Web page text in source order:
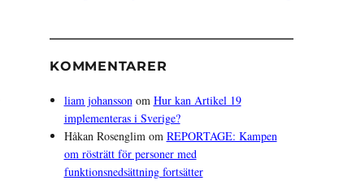
KOMMENTARER
liam johanssonom Hur kan Artikel 19
implementeras i Sverige?
Håkan Rosenglimom REPORTAGE: Kampen
om rösträtt för personer med
funktionsnedsättning fortsätter